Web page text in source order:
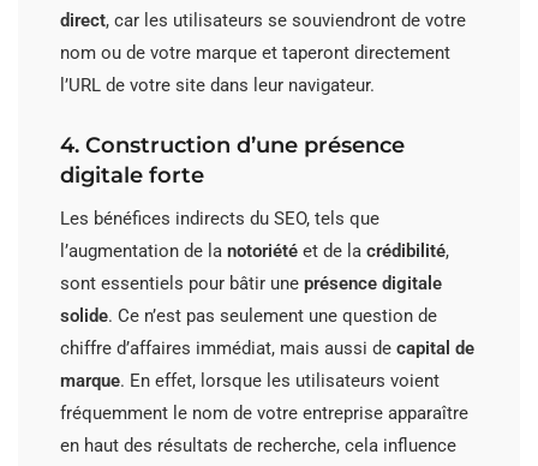
direct, car les utilisateurs se souviendront de votre
nom ou de votre marque et taperont directement
l’URL de votre site dans leur navigateur.
4. Construction d’une présence
digitale forte
Les bénéfices indirects du SEO, tels que
l’augmentation de la notoriété et de la crédibilité,
sont essentiels pour bâtir une présence digitale
solide. Ce n’est pas seulement une question de
chiffre d’affaires immédiat, mais aussi de capital de
marque. En effet, lorsque les utilisateurs voient
fréquemment le nom de votre entreprise apparaître
en haut des résultats de recherche, cela influence